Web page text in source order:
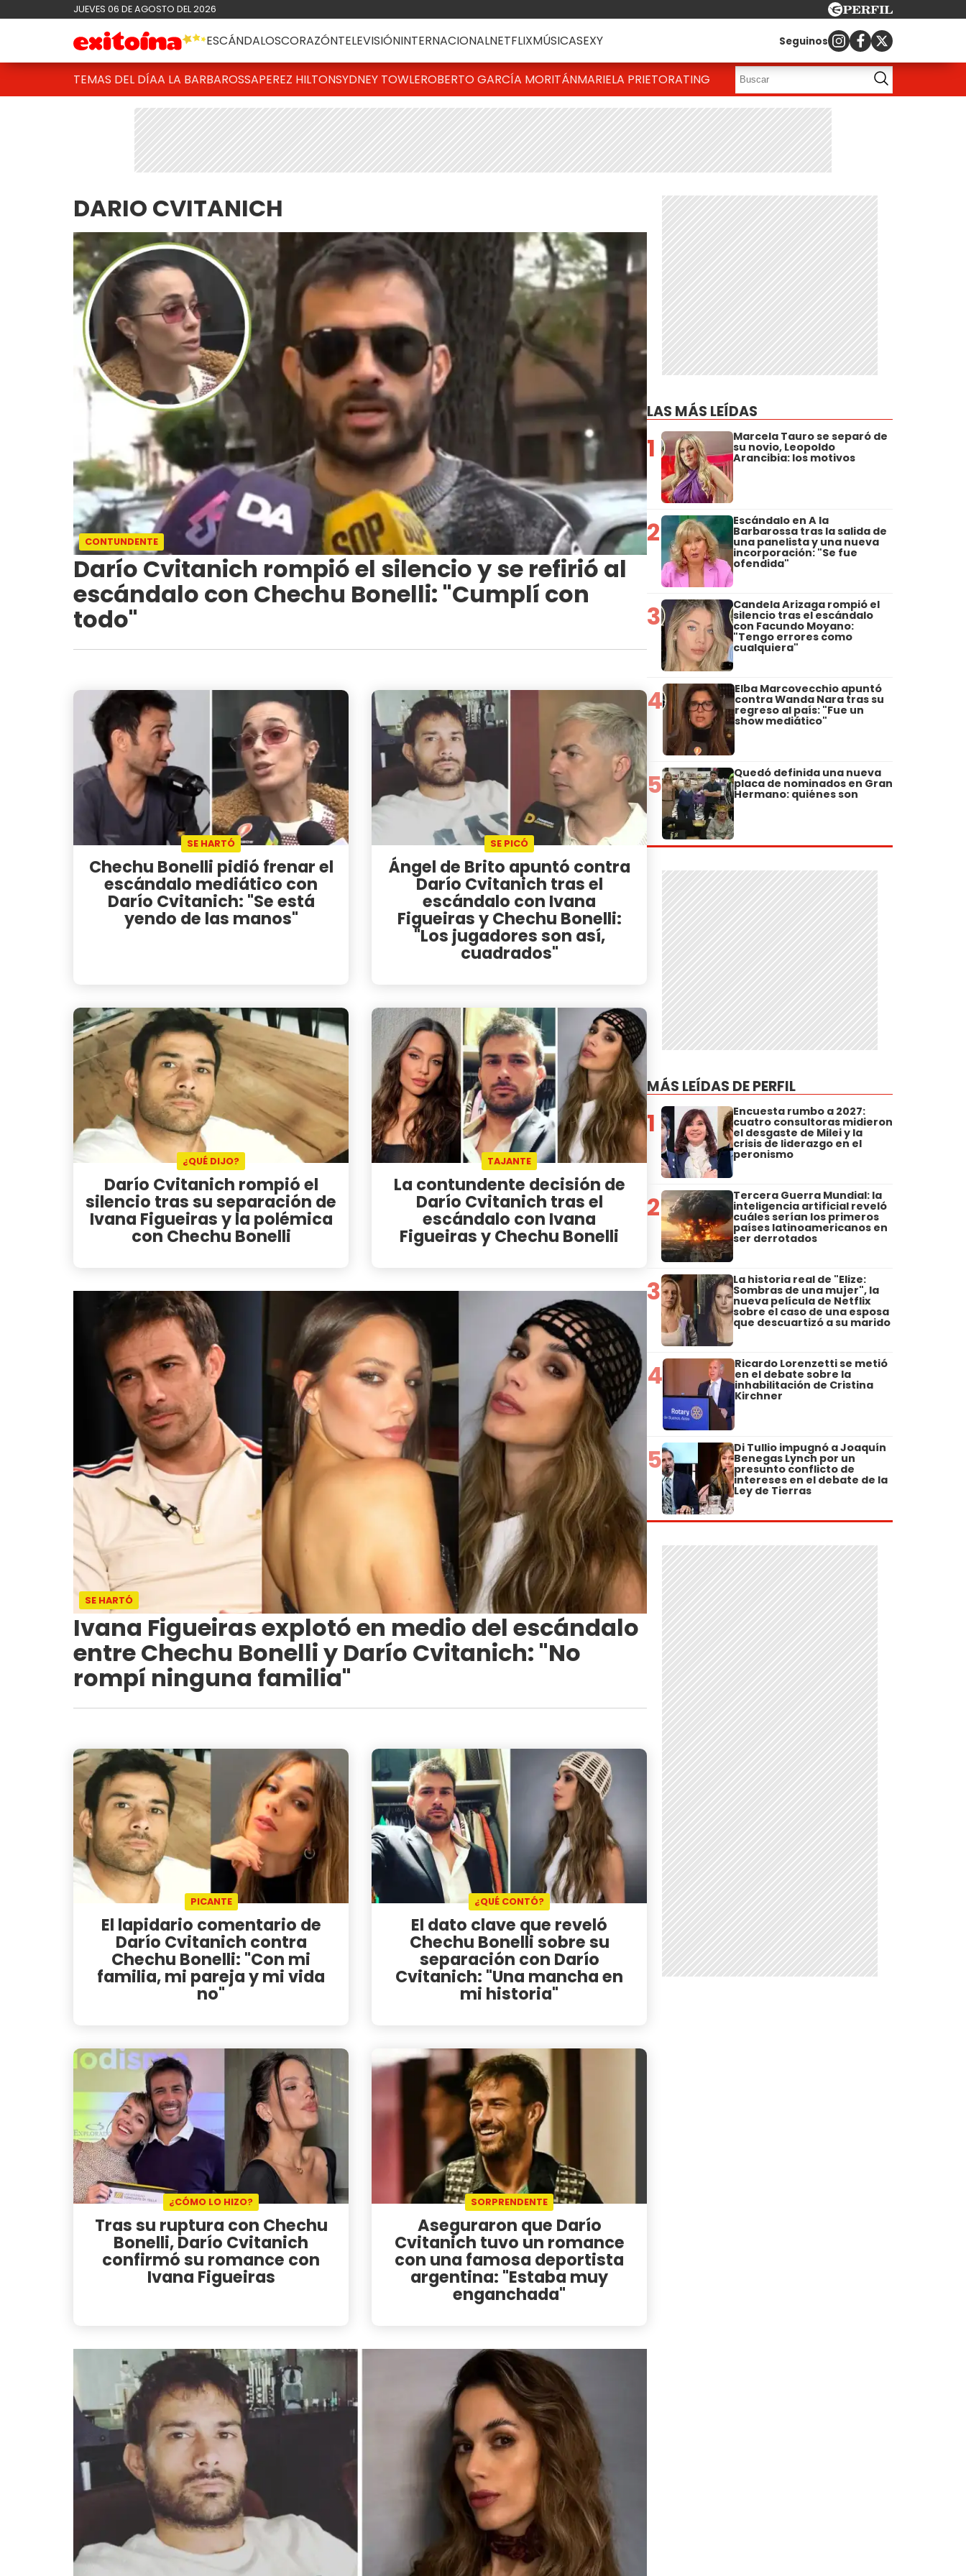
JUEVES 06 DE AGOSTO DEL 2026
ESCÁNDALOSCORAZÓNTELEVISIÓNINTERNACIONALNETFLIXMÚSICASEXY Seguinos
TEMAS DEL DÍAA LA BARBAROSSAPEREZ HILTONSYDNEY TOWLEROBERTO GARCÍA MORITÁNMARIELA PRIETORATING
DARIO CVITANICH
CONTUNDENTE
Darío Cvitanich rompió el silencio y se refirió al
escándalo con Chechu Bonelli: "Cumplí con
todo"
SE HARTÓ
Chechu Bonelli pidió frenar el
escándalo mediático con
Darío Cvitanich: "Se está
yendo de las manos"
SE PICÓ
Ángel de Brito apuntó contra
Darío Cvitanich tras el
escándalo con Ivana
Figueiras y Chechu Bonelli:
"Los jugadores son así,
cuadrados"
¿QUÉ DIJO?
Darío Cvitanich rompió el
silencio tras su separación de
Ivana Figueiras y la polémica
con Chechu Bonelli
TAJANTE
La contundente decisión de
Darío Cvitanich tras el
escándalo con Ivana
Figueiras y Chechu Bonelli
SE HARTÓ
Ivana Figueiras explotó en medio del escándalo
entre Chechu Bonelli y Darío Cvitanich: "No
rompí ninguna familia"
PICANTE
El lapidario comentario de
Darío Cvitanich contra
Chechu Bonelli: "Con mi
familia, mi pareja y mi vida
no"
¿QUÉ CONTÓ?
El dato clave que reveló
Chechu Bonelli sobre su
separación con Darío
Cvitanich: "Una mancha en
mi historia"
¿CÓMO LO HIZO?
Tras su ruptura con Chechu
Bonelli, Darío Cvitanich
confirmó su romance con
Ivana Figueiras
SORPRENDENTE
Aseguraron que Darío
Cvitanich tuvo un romance
con una famosa deportista
argentina: "Estaba muy
enganchada"
LAS MÁS LEÍDAS
1 Marcela Tauro se separó de
su novio, Leopoldo
Arancibia: los motivos
2 Escándalo en A la
Barbarossa tras la salida de
una panelista y una nueva
incorporación: "Se fue
ofendida"
3 Candela Arizaga rompió el
silencio tras el escándalo
con Facundo Moyano:
"Tengo errores como
cualquiera"
4 Elba Marcovecchio apuntó
contra Wanda Nara tras su
regreso al país: "Fue un
show mediático"
5 Quedó definida una nueva
placa de nominados en Gran
Hermano: quiénes son
MÁS LEÍDAS DE PERFIL
1 Encuesta rumbo a 2027:
cuatro consultoras midieron
el desgaste de Milei y la
crisis de liderazgo en el
peronismo
2 Tercera Guerra Mundial: la
inteligencia artificial reveló
cuáles serían los primeros
países latinoamericanos en
ser derrotados
3 La historia real de "Elize:
Sombras de una mujer", la
nueva película de Netflix
sobre el caso de una esposa
que descuartizó a su marido
4 Ricardo Lorenzetti se metió
en el debate sobre la
inhabilitación de Cristina
Kirchner
5 Di Tullio impugnó a Joaquín
Benegas Lynch por un
presunto conflicto de
intereses en el debate de la
Ley de Tierras